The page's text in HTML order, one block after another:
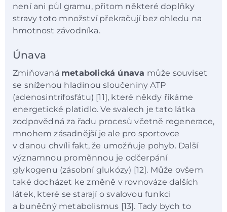
není ani půl gramu, přitom některé doplňky
stravy toto množství překračují bez ohledu na
hmotnost závodníka.
Únava
Zmiňovaná metabolická únava může souviset
se sníženou hladinou sloučeniny ATP
(adenosintrifosfátu) [11], které někdy říkáme
energetické platidlo. Ve svalech je tato látka
zodpovědná za řadu procesů včetně regenerace,
mnohem zásadnější je ale pro sportovce
v danou chvíli fakt, že umožňuje pohyb. Další
významnou proměnnou je odčerpání
glykogenu (zásobní glukózy) [12]. Může ovšem
také docházet ke změně v rovnováze dalších
látek, které se starají o svalovou funkci
a buněčný metabolismus [13]. Tady bych to